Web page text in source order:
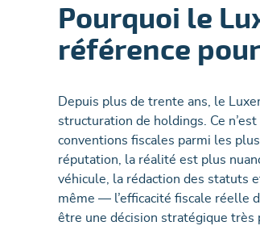
Pourquoi le
référence
Depuis plus de trente ans, le
structuration de holdings. Ce
conventions fiscales parmi les
réputation, la réalité est plus
véhicule, la rédaction des statuts
même — l’efficacité fiscale réelle
être une décision stratégique très